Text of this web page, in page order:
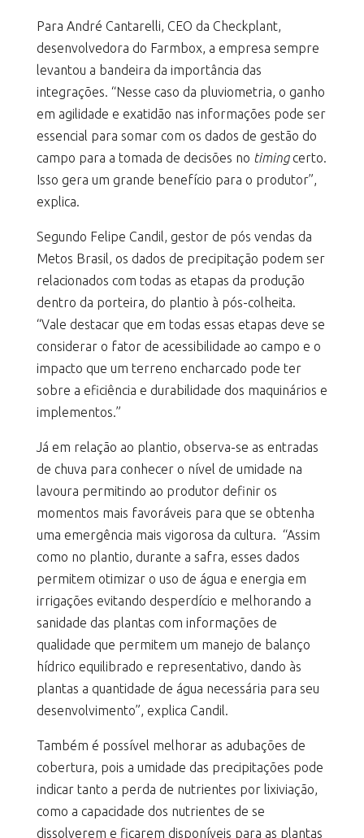
Para André Cantarelli, CEO da Checkplant,
desenvolvedora do Farmbox, a empresa sempre
levantou a bandeira da importância das
integrações. “Nesse caso da pluviometria, o ganho
em agilidade e exatidão nas informações pode ser
essencial para somar com os dados de gestão do
campo para a tomada de decisões no timingcerto.
Isso gera um grande benefício para o produtor”,
explica.
Segundo Felipe Candil, gestor de pós vendas da
Metos Brasil, os dados de precipitação podem ser
relacionados com todas as etapas da produção
dentro da porteira, do plantio à pós-colheita.
“Vale destacar que em todas essas etapas deve se
considerar o fator de acessibilidade ao campo e o
impacto que um terreno encharcado pode ter
sobre a eficiência e durabilidade dos maquinários e
implementos.”
Já em relação ao plantio, observa-se as entradas
de chuva para conhecer o nível de umidade na
lavoura permitindo ao produtor definir os
momentos mais favoráveis para que se obtenha
uma emergência mais vigorosa da cultura. “Assim
como no plantio, durante a safra, esses dados
permitem otimizar o uso de água e energia em
irrigações evitando desperdício e melhorando a
sanidade das plantas com informações de
qualidade que permitem um manejo de balanço
hídrico equilibrado e representativo, dando às
plantas a quantidade de água necessária para seu
desenvolvimento”, explica Candil.
Também é possível melhorar as adubações de
cobertura, pois a umidade das precipitações pode
indicar tanto a perda de nutrientes por lixiviação,
como a capacidade dos nutrientes de se
dissolverem e ficarem disponíveis para as plantas